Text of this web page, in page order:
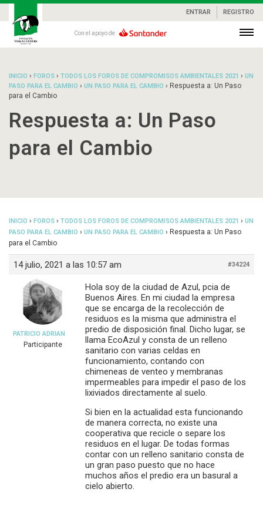
ENTRAR REGISTRO
Con el apoyo de
INICIO › FOROS › TODOS LOS FOROS DE COMPROMISOS AMBIENTALES 2021 › UN
PASO PARA EL CAMBIO › UN PASO PARA EL CAMBIO › Respuesta a: Un Paso
para el Cambio
Respuesta a: Un Paso
para el Cambio
INICIO › FOROS › TODOS LOS FOROS DE COMPROMISOS AMBIENTALES 2021 › UN
PASO PARA EL CAMBIO › UN PASO PARA EL CAMBIO › Respuesta a: Un Paso
para el Cambio
14 julio, 2021 a las 10:57 am #34224
PATRICIO ADRIAN
Participante
Hola soy de la ciudad de Azul, pcia de
Buenos Aires. En mi ciudad la empresa
que se encarga de la recolección de
residuos es la misma que administra el
predio de disposición final. Dicho lugar, se
llama EcoAzul y consta de un relleno
sanitario con varias celdas en
funcionamiento, contando con
chimeneas de venteo y membranas
impermeables para impedir el paso de los
lixiviados directamente al suelo.
Si bien en la actualidad esta funcionando
de manera correcta, no existe una
cooperativa que recicle o separe los
residuos en el lugar. De todas formas
contar con un relleno sanitario consta de
un gran paso puesto que no hace
muchos años el predio era un basural a
cielo abierto.